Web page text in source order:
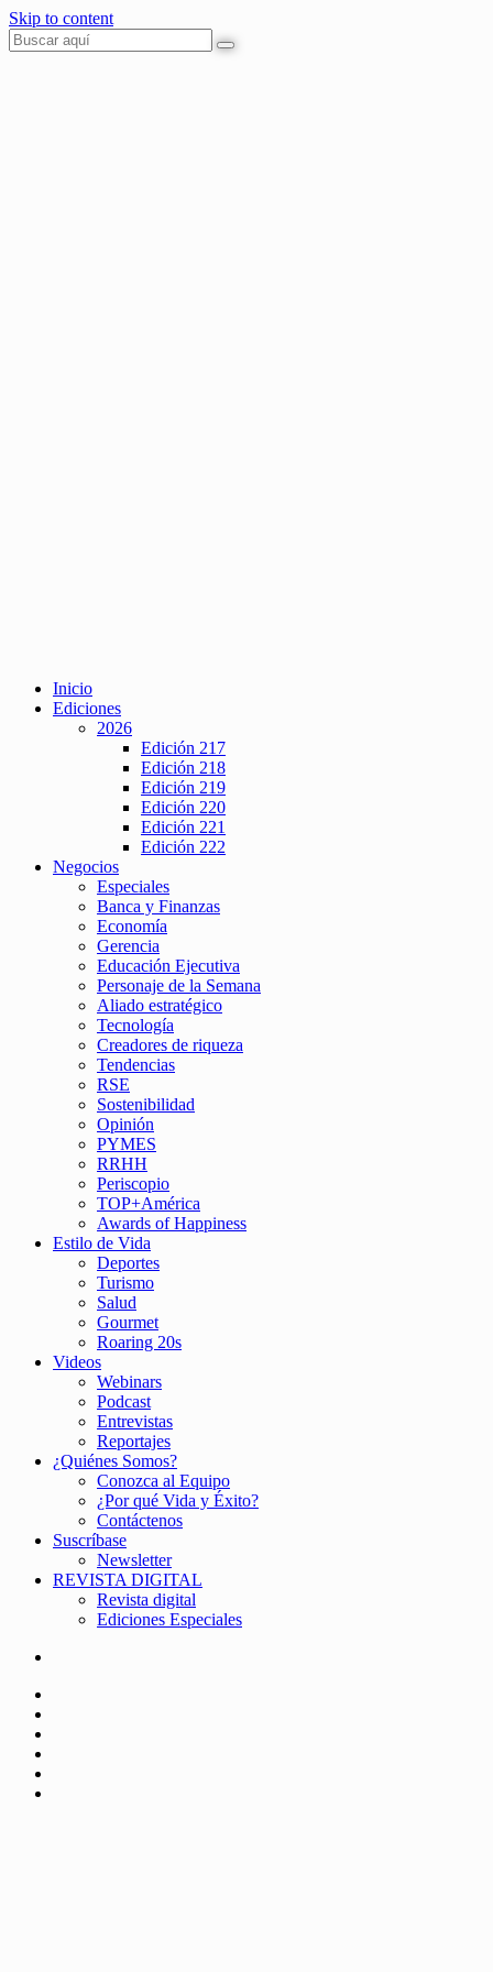
Skip to content
Inicio
Ediciones
2026
Edición 217
Edición 218
Edición 219
Edición 220
Edición 221
Edición 222
Negocios
Especiales
Banca y Finanzas
Economía
Gerencia
Educación Ejecutiva
Personaje de la Semana
Aliado estratégico
Tecnología
Creadores de riqueza
Tendencias
RSE
Sostenibilidad
Opinión
PYMES
RRHH
Periscopio
TOP+América
Awards of Happiness
Estilo de Vida
Deportes
Turismo
Salud
Gourmet
Roaring 20s
Videos
Webinars
Podcast
Entrevistas
Reportajes
¿Quiénes Somos?
Conozca al Equipo
¿Por qué Vida y Éxito?
Contáctenos
Suscríbase
Newsletter
REVISTA DIGITAL
Revista digital
Ediciones Especiales